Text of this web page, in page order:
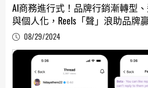
AI商務進行式！品牌行銷漸轉型
與個人化，Reels「聲」浪助品牌
串起社群新戰場
08/29/2024